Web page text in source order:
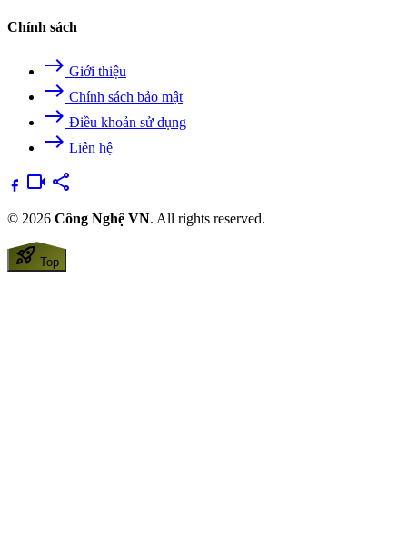
Chính sách
east Giới thiệu
east Chính sách bảo mật
east Điều khoản sử dụng
east Liên hệ
videocam share
© 2026 Công Nghệ VN. All rights reserved.
rocket_launch Top